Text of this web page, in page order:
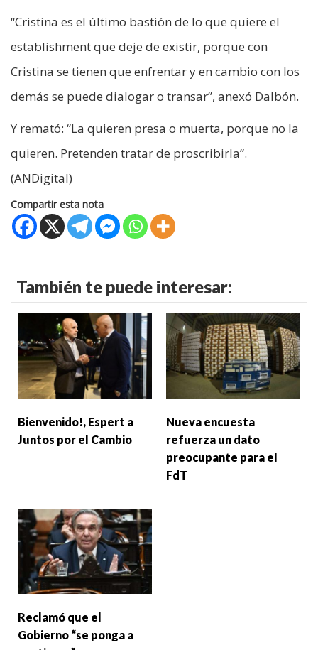
“Cristina es el último bastión de lo que quiere el
establishment que deje de existir, porque con
Cristina se tienen que enfrentar y en cambio con los
demás se puede dialogar o transar”, anexó Dalbón.
Y remató: “La quieren presa o muerta, porque no la
quieren. Pretenden tratar de proscribirla”.
(ANDigital)
Compartir esta nota
También te puede interesar:
Bienvenido!, Espert a
Juntos por el Cambio
Nueva encuesta
refuerza un dato
preocupante para el
FdT
Reclamó que el
Gobierno “se ponga a